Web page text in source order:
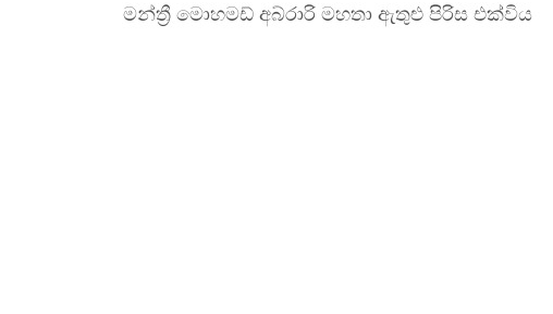
මන්ත්‍රී මොහමඩ් අබ්රාරි මහතා ඇතුළු පිරිස එක්විය